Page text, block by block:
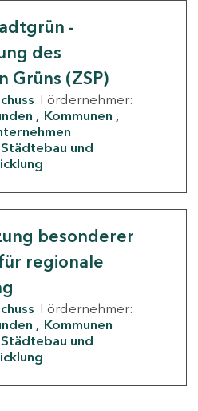
-
des
Grüns (ZSP)
Fördernehmer:
Kommunen
Städtebau und
besonderer
regionale
Fördernehmer:
Kommunen
Städtebau und